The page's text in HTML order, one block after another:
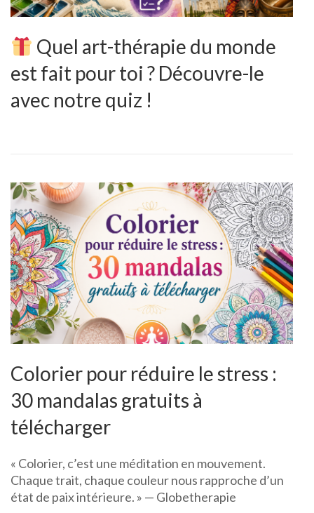
Quel art-thérapie du monde
est fait pour toi ? Découvre-le
avec notre quiz !
Colorier pour réduire le stress :
30 mandalas gratuits à
télécharger
« Colorier, c’est une méditation en mouvement.
Chaque trait, chaque couleur nous rapproche d’un
état de paix intérieure. » — Globetherapie